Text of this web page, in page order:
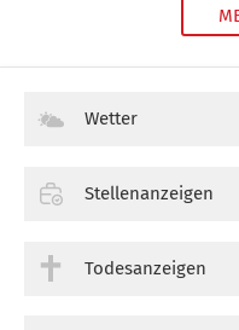
Wetter
Stellenanzeigen
Todesanzeigen